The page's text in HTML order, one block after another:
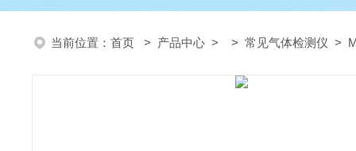
当前位置： 首页 > 产品中心 > > 常见气体检测仪 >